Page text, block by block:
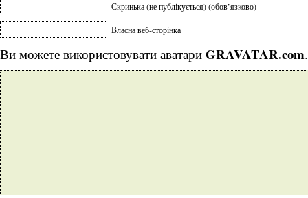
Скринька (не публікується) (обов’язково)
Власна веб-сторінка
Ви можете використовувати аватари GRAVATAR.com.